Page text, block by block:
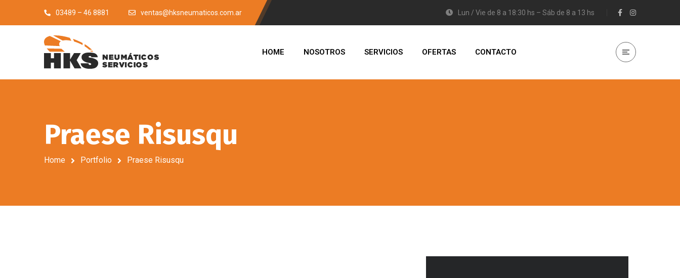
03489 – 46 8881 ventas@hksneumaticos.com.ar Lun / Vie de 8 a 18:30 hs – Sáb de 8 a 13 hs
HOME NOSOTROS SERVICIOS OFERTAS CONTACTO
Praese Risusqu
Home Portfolio Praese Risusqu